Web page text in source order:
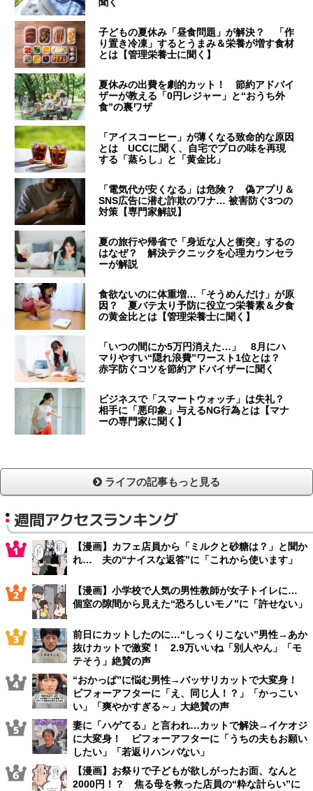
子どもの夏休み「昼食問題」が解決？ 「作
り置き冷凍」するとうまみ＆栄養が増す食材
とは【管理栄養士に聞く】
夏休みの出費を劇的カット！ 節約アドバイ
ザーが教える「0円レジャー」と“おうち外
食”の裏ワザ
「アイスコーヒー」が薄くなる致命的な原因
とは UCCに聞く、自宅でプロの味を再現
する「蒸らし」と「黄金比」
「電気代が安くなる」は危険？ 偽アプリ＆
SNS広告に潜む詐欺のワナ… 被害防ぐ3つの
対策【専門家解説】
夏の旅行や帰省で「身近な人と衝突」するの
はなぜ？ 解決テクニックを心理カウンセラ
ーが解説
食欲ないのに体重増…「そうめんだけ」が原
因？ 夏バテ太り予防に役立つ栄養素＆夕食
の黄金比とは【管理栄養士に聞く】
「いつの間にか5万円消えた…」 8月にハ
マりやすい“隠れ浪費”ワースト1位とは？
赤字防ぐコツを節約アドバイザーに聞く
ビジネスで「スマートウォッチ」は失礼？
相手に「悪印象」与えるNG行為とは【マナ
ーの専門家に聞く】
ライフの記事もっと見る
週間アクセスランキング
【漫画】カフェ店員から「ミルクと砂糖は？」と聞か
れ… 夫の“ナイスな返答”に「これから使います」
【漫画】小学校で人気の男性教師が女子トイレに…
個室の隙間から見えた“恐ろしいモノ”に「許せない」
前日にカットしたのに…“しっくりこない”男性→あか
抜けカットで激変！ 2.9万いいね「別人やん」「モ
テそう」絶賛の声
“おかっぱ”に悩む男性→バッサリカットで大変身！
ビフォーアフターに「え、同じ人！？」「かっこい
い」「爽やかすぎる～」大絶賛の声
妻に「ハゲてる」と言われ…カットで解決→イケオジ
に大変身！ ビフォーアフターに「うちの夫もお願い
したい」「若返りハンパない」
【漫画】お祭りで子どもが欲しがったお面、なんと
2000円！？ 焦る母を救った店員の“粋な計らい”に